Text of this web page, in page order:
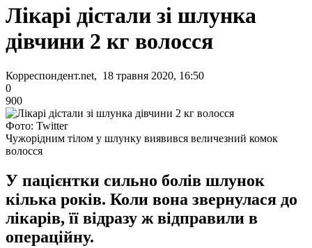
Лікарі дістали зі шлунка
дівчини 2 кг волосся
Корреспондент.net, 18 травня 2020, 16:50
0
900
Фото: Twitter
Чужорідним тілом у шлунку виявився величезний комок
волосся
У пацієнтки сильно болів шлунок
кілька років. Коли вона звернулася до
лікарів, її відразу ж відправили в
операційну.